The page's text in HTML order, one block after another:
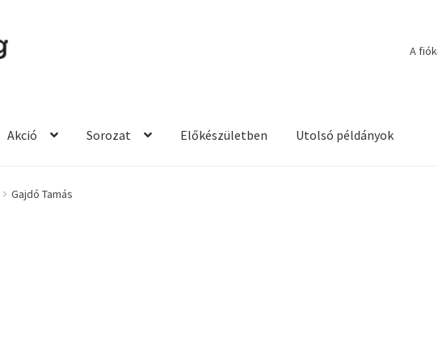
A
Akció Sorozat Előkészületben Utolsó példányok
Gajdó Tamás